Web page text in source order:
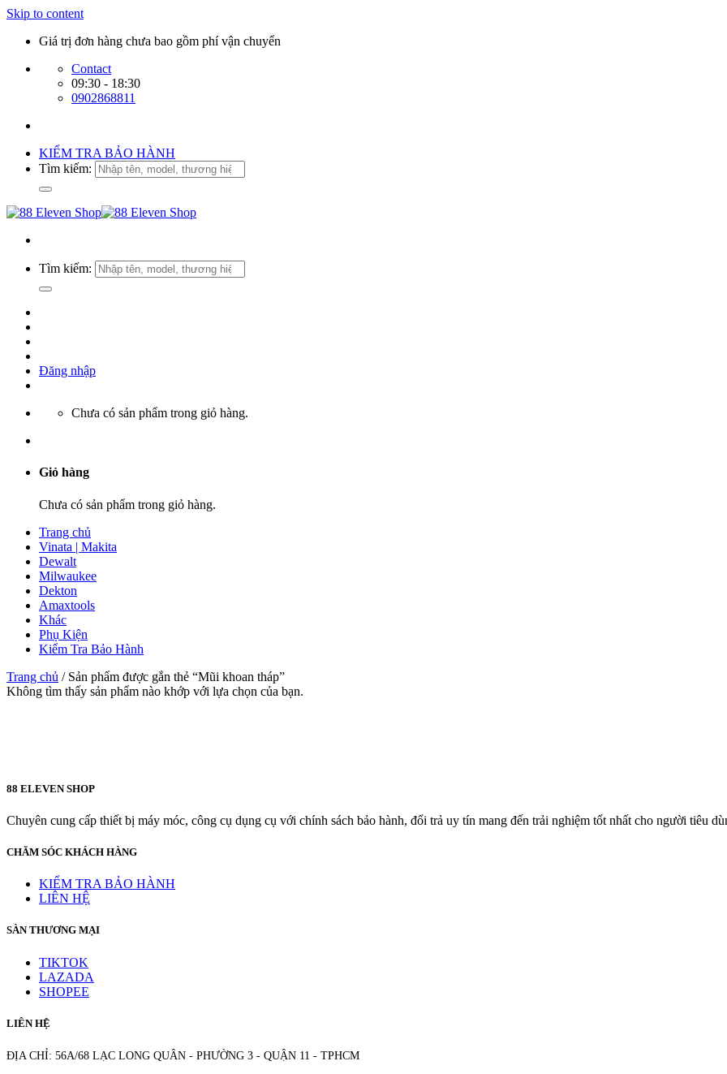
Skip to content
Giá trị đơn hàng chưa bao gồm phí vận chuyển
Contact
09:30 - 18:30
0902868811
KIỂM TRA BẢO HÀNH
Tìm kiếm:
Tìm kiếm:
Đăng nhập
Chưa có sản phẩm trong giỏ hàng.
Giỏ hàng
Chưa có sản phẩm trong giỏ hàng.
Trang chủ
Vinata | Makita
Dewalt
Milwaukee
Dekton
Amaxtools
Khác
Phụ Kiện
Kiểm Tra Bảo Hành
Trang chủ /Sản phẩm được gắn thẻ “Mũi khoan tháp”
Không tìm thấy sản phẩm nào khớp với lựa chọn của bạn.
88 ELEVEN SHOP
Chuyên cung cấp thiết bị máy móc, công cụ dụng cụ với chính sách bảo hành, đổi trả uy tín mang đến trải nghiệm tốt nhất cho người tiêu
CHĂM SÓC KHÁCH HÀNG
KIỂM TRA BẢO HÀNH
LIÊN HỆ
SÀN THƯƠNG MẠI
TIKTOK
LAZADA
SHOPEE
LIÊN HỆ
ĐỊA CHỈ: 56A/68 LẠC LONG QUÂN - PHƯỜNG 3 - QUẬN 11 - TPHCM